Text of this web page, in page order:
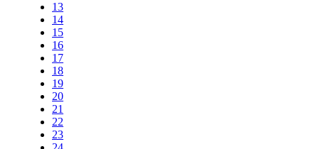
13
14
15
16
17
18
19
20
21
22
23